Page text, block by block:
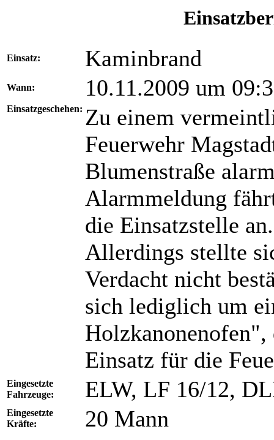
Einsatz: Kaminbrand
Wann: 10.11.2009 um
Einsatzgeschehen: Zu einem
Feuerwehr
Blumenstraße
Alarmmeldung
die Einsatzstelle an.
Allerdings stellte
Verdacht nicht
sich lediglich um
Einsatz für die
Eingesetzte
Fahrzeuge:
ELW, LF 16/12,
Eingesetzte
Kräfte:
20 Mann